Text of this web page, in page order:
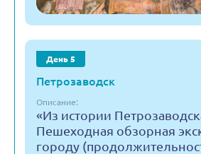
День 5
Петрозаводск
Описание:
«Из истории
Пешеходная обзорная
городу